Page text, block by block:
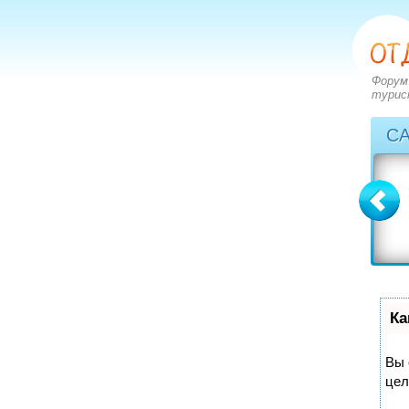
Вы